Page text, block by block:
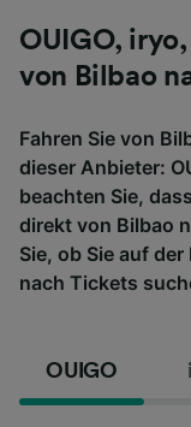
OUIGO,
von Bilbao
Fahren Sie von
dieser Anbieter:
beachten Sie,
direkt von Bilbao
Sie, ob Sie auf
nach Tickets
OUIGO